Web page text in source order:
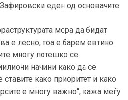
еден од основачите
мора да бидат
е лесно, тоа е барем евтино.
многу потешко се
начини како да се
ставите како приоритет и како
е многу важно“, кажа меѓу